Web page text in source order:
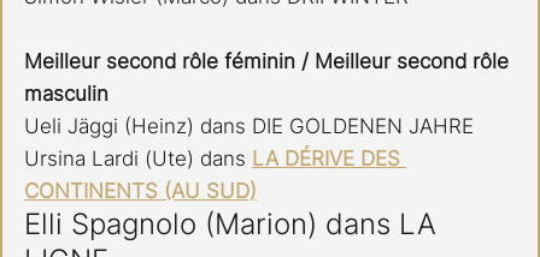
Meilleur second rôle féminin / Meilleur second rôle
masculin
Ueli Jäggi (Heinz) dans DIE GOLDENEN JAHRE
Ursina Lardi (Ute) dans LA DÉRIVE DES
CONTINENTS (AU SUD)
Elli Spagnolo (Marion) dans LA